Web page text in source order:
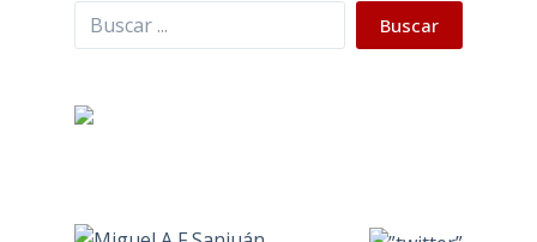
Buscar Buscar